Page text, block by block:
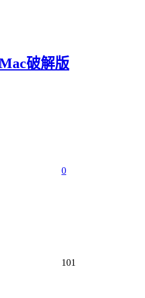
破解版
0
101